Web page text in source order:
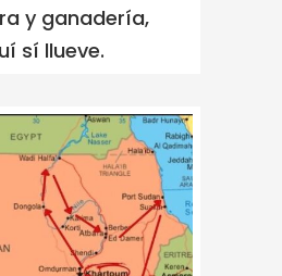
y ganadería,
sí llueve.